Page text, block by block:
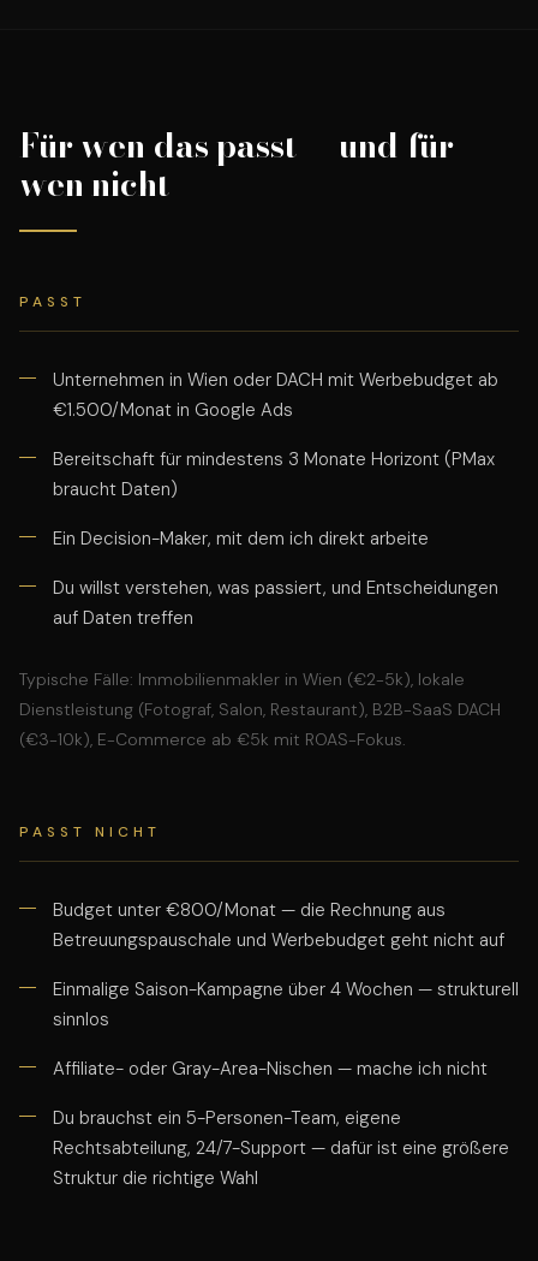
Für wen das passt — und für
wen nicht
PASST
Unternehmen in Wien oder DACH mit Werbebudget ab
€1.500/Monat in Google Ads
Bereitschaft für mindestens 3 Monate Horizont (PMax
braucht Daten)
Ein Decision-Maker, mit dem ich direkt arbeite
Du willst verstehen, was passiert, und Entscheidungen
auf Daten treffen
Typische Fälle: Immobilienmakler in Wien (€2-5k), lokale
Dienstleistung (Fotograf, Salon, Restaurant), B2B-SaaS DACH
(€3-10k), E-Commerce ab €5k mit ROAS-Fokus.
PASST NICHT
Budget unter €800/Monat — die Rechnung aus
Betreuungspauschale und Werbebudget geht nicht auf
Einmalige Saison-Kampagne über 4 Wochen — strukturell
sinnlos
Affiliate- oder Gray-Area-Nischen — mache ich nicht
Du brauchst ein 5-Personen-Team, eigene
Rechtsabteilung, 24/7-Support — dafür ist eine größere
Struktur die richtige Wahl